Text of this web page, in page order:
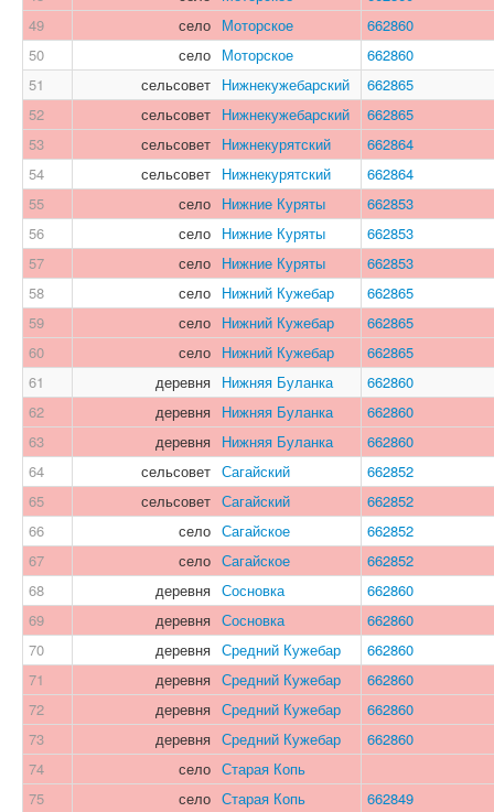
49
село Моторское
662860
50
село Моторское
662860
51
сельсовет Нижнекужебарский
662865
52
сельсовет Нижнекужебарский
662865
53
сельсовет Нижнекурятский
662864
54
сельсовет Нижнекурятский
662864
55
село Нижние Куряты
662853
56
село Нижние Куряты
662853
57
село Нижние Куряты
662853
58
село Нижний Кужебар
662865
59
село Нижний Кужебар
662865
60
село Нижний Кужебар
662865
61
деревня Нижняя Буланка
662860
62
деревня Нижняя Буланка
662860
63
деревня Нижняя Буланка
662860
64
сельсовет Сагайский
662852
65
сельсовет Сагайский
662852
66
село Сагайское
662852
67
село Сагайское
662852
68
деревня Сосновка
662860
69
деревня Сосновка
662860
70
деревня Средний Кужебар
662860
71
деревня Средний Кужебар
662860
72
деревня Средний Кужебар
662860
73
деревня Средний Кужебар
662860
74
село Старая Копь
75
село Старая Копь
662849